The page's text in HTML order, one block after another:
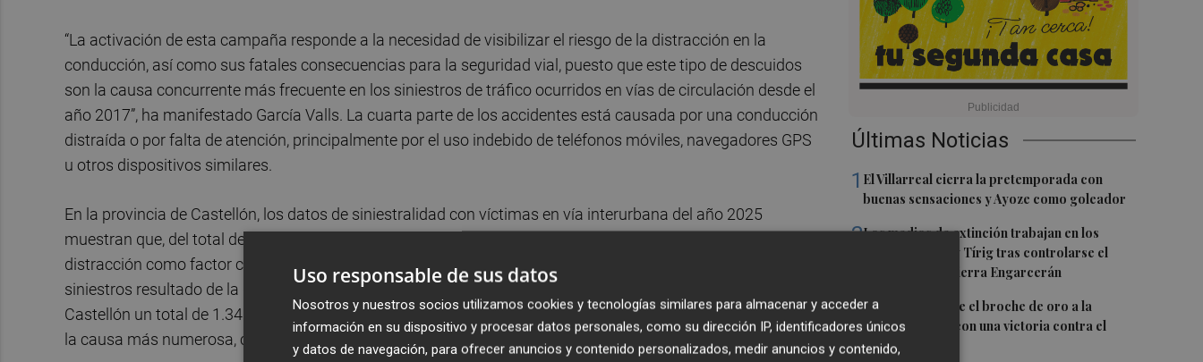
Últimas Noticias
1 El Villarreal cierra la pretemporada con
buenas sensaciones y Ayoze como goleador
2Los medios de extinción trabajan en los
frentes de Catí y Tírig tras controlarse el
incendio de la Sierra Engarcerán
3El Villarreal pone el broche de oro a la
pretemporada con una victoria contra el
Galatasaray
“La activación de esta campaña responde a la necesidad de visibilizar el riesgo de la distracción en la
conducción, así como sus fatales consecuencias para la seguridad vial, puesto que este tipo de descuidos
son la causa concurrente más frecuente en los siniestros de tráfico ocurridos en vías de circulación desde el
año 2017”, ha manifestado García Valls. La cuarta parte de los accidentes está causada por una conducción
distraída o por falta de atención, principalmente por el uso indebido de teléfonos móviles, navegadores GPS
u otros dispositivos similares.
En la provincia de Castellón, los datos de siniestralidad con víctimas en vía interurbana del año 2025
muestran que, del total de los 563 siniestros viales con víctimas, 143 de ellos (el 25,4%) tuvieron la
distracción como factor concurrente con otros. Se trata de una proporción similar al año 2024, con 141
siniestros resultado de la distracción de un total de 580. Además, en el año 2025 se interpusieron en
Castellón un total de 1.340 denuncias que tuvieron como causa la distracción. De ellas, el uso del móvil fue
la causa más numerosa, con 1.069 denuncias.
Uso responsable de sus datos
Nosotros y nuestros socios utilizamos cookies y tecnologías similares para almacenar y acceder a
información en su dispositivo y procesar datos personales, como su dirección IP, identificadores únicos
y datos de navegación, para ofrecer anuncios y contenido personalizados, medir anuncios y contenido,